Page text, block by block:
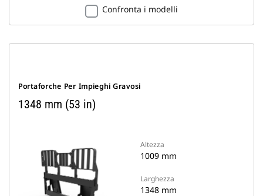
Confronta i modelli
Portaforche Per Impieghi Gravosi
1348 mm (53 in)
Altezza
1009 mm
Larghezza
1348 mm